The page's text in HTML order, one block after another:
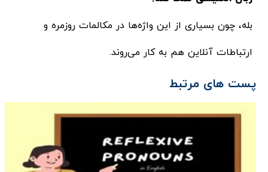
بله، چون بسیاری از این واژه‌ها در مکالمات روزمره و
ارتباطات آنلاین هم به کار می‌روند.
پست های مرتبط